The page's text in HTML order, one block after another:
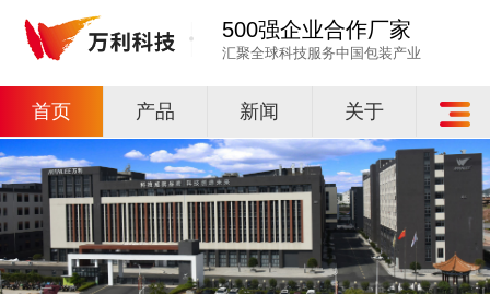
500强企业合作厂家
汇聚全球科技服务中国包装产业
首页 产品 新闻 关于